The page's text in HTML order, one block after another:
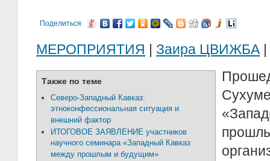
Поделиться
МЕРОПРИЯТИЯ | Заира ЦВИЖБА
Также по теме
Северо-Западный Кавказ:
этноконфессиональная ситуация и
внешний фактор
ИТОГОВОЕ ЗАЯВЛЕНИЕ участников
научного семинара «Западный Кавказ
между прошлым и будущим»